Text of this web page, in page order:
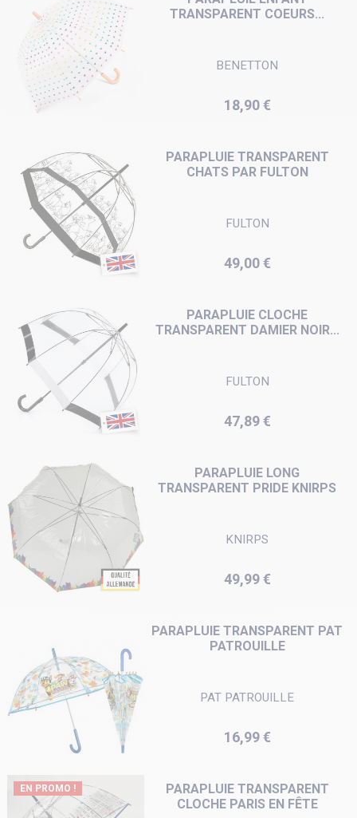
TRANSPARENT COEURS...
BENETTON
Prix
18,90 €
PARAPLUIE TRANSPARENT
CHATS PAR FULTON
FULTON
Prix
49,00 €
PARAPLUIE CLOCHE
TRANSPARENT DAMIER NOIR...
FULTON
Prix
47,89 €
PARAPLUIE LONG
TRANSPARENT PRIDE KNIRPS
KNIRPS
Prix
49,99 €
PARAPLUIE TRANSPARENT PAT
PATROUILLE
PAT PATROUILLE
Prix
16,99 €
PARAPLUIE TRANSPARENT
CLOCHE PARIS EN FÊTE
EN PROMO !